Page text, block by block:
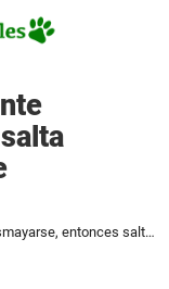
Perrito policía ve a agente desmayarse, entonces salta encima y hace increíble reanimación